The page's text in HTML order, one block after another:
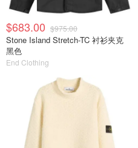
$683.00 $975.00
Stone Island Stretch-TC 衬衫夹克
黑色
End Clothing